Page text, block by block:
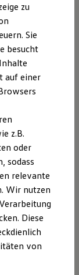
den
zu
Sie
besucht
auf einer
z.B.
oder
sodass
relevante
Wir nutzen
Diese
von